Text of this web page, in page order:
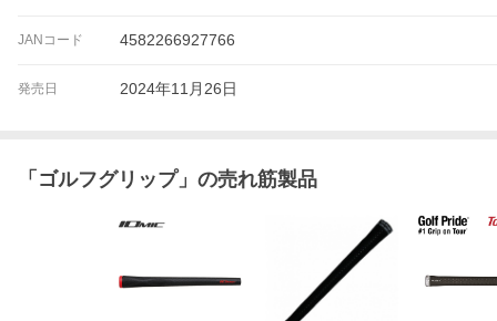
JANコード 4582266927766
発売日 2024年11月26日
「 ゴルフグリップ」の売れ筋製品